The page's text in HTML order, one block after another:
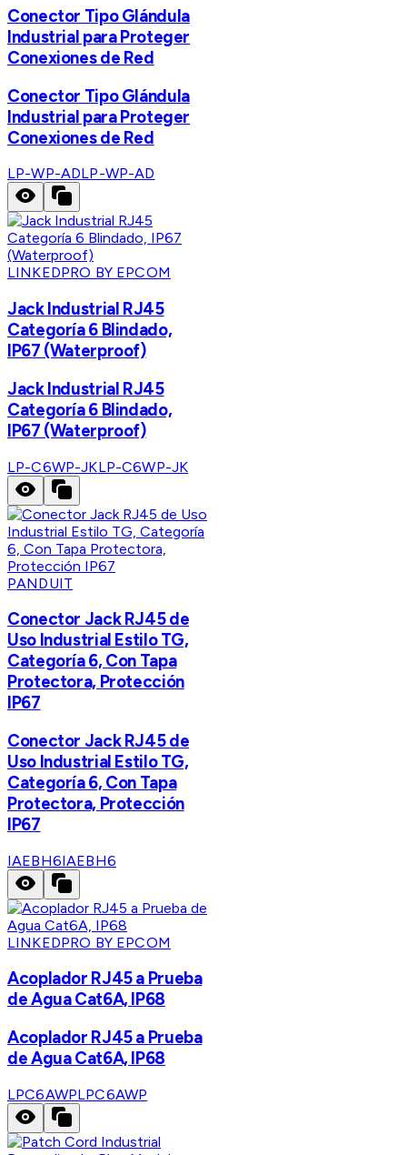
Conector Tipo Glándula
Industrial para Proteger
Conexiones de Red
Conector Tipo Glándula
Industrial para Proteger
Conexiones de Red
LP-WP-ADLP-WP-AD
LINKEDPRO BY EPCOM
Jack Industrial RJ45
Categoría 6 Blindado,
IP67 (Waterproof)
Jack Industrial RJ45
Categoría 6 Blindado,
IP67 (Waterproof)
LP-C6WP-JKLP-C6WP-JK
PANDUIT
Conector Jack RJ45 de
Uso Industrial Estilo TG,
Categoría 6, Con Tapa
Protectora, Protección
IP67
Conector Jack RJ45 de
Uso Industrial Estilo TG,
Categoría 6, Con Tapa
Protectora, Protección
IP67
IAEBH6IAEBH6
LINKEDPRO BY EPCOM
Acoplador RJ45 a Prueba
de Agua Cat6A, IP68
Acoplador RJ45 a Prueba
de Agua Cat6A, IP68
LPC6AWPLPC6AWP